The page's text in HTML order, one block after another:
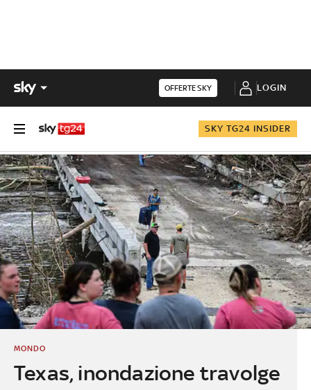
OFFERTE SKY LOGIN
SKY TG24 INSIDER
Texas, inondazione travolge
MONDO